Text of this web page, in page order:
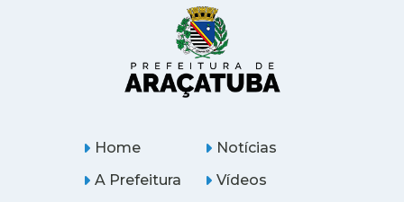
Home
A Prefeitura
Notícias
Vídeos